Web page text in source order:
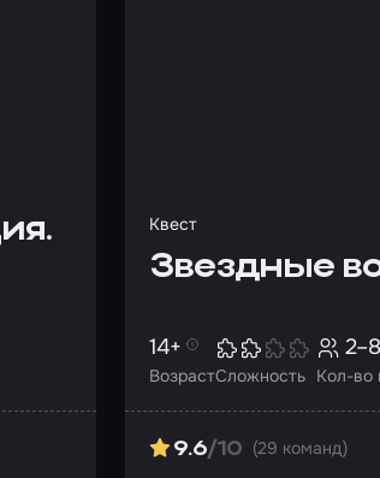
Квест
Звездные
Возраст
14+
Сложность Кол-во
2–8
9.6/10 (29 команд)